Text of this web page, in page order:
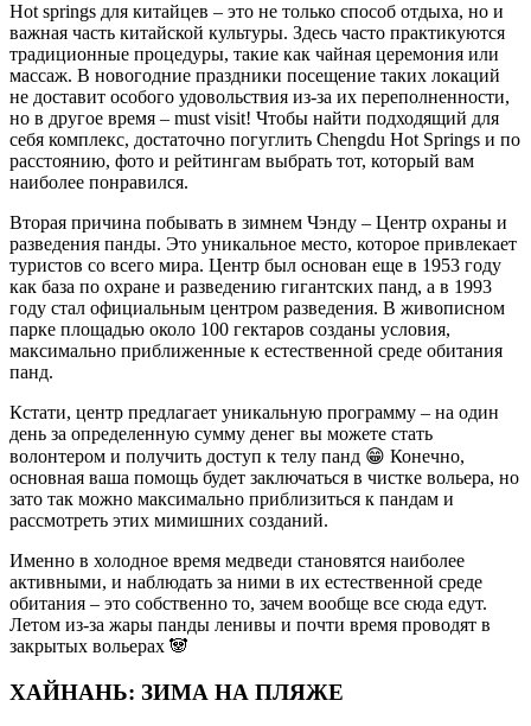
Hot springs для китайцев – это не только способ отдыха, но и
важная часть китайской культуры. Здесь часто практикуются
традиционные процедуры, такие как чайная церемония или
массаж. В новогодние праздники посещение таких локаций
не доставит особого удовольствия из-за их переполненности,
но в другое время – must visit! Чтобы найти подходящий для
себя комплекс, достаточно погуглить Chengdu Hot Springs и по
расстоянию, фото и рейтингам выбрать тот, который вам
наиболее понравился.
Вторая причина побывать в зимнем Чэнду – Центр охраны и
разведения панды. Это уникальное место, которое привлекает
туристов со всего мира. Центр был основан еще в 1953 году
как база по охране и разведению гигантских панд, а в 1993
году стал официальным центром разведения. В живописном
парке площадью около 100 гектаров созданы условия,
максимально приближенные к естественной среде обитания
панд.
Кстати, центр предлагает уникальную программу – на один
день за определенную сумму денег вы можете стать
волонтером и получить доступ к телу панд 😁 Конечно,
основная ваша помощь будет заключаться в чистке вольера, но
зато так можно максимально приблизиться к пандам и
рассмотреть этих мимишних созданий.
Именно в холодное время медведи становятся наиболее
активными, и наблюдать за ними в их естественной среде
обитания – это собственно то, зачем вообще все сюда едут.
Летом из-за жары панды ленивы и почти время проводят в
закрытых вольерах 🐼
ХАЙНАНЬ: ЗИМА НА ПЛЯЖЕ